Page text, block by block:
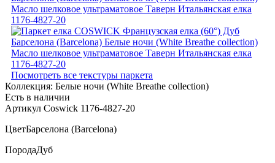
Посмотреть все текстуры паркета
Коллекция: Белые ночи (White Breathe collection)
Есть в наличии
Артикул Coswick 1176-4827-20
ЦветБарселона (Barcelona)
ПородаДуб